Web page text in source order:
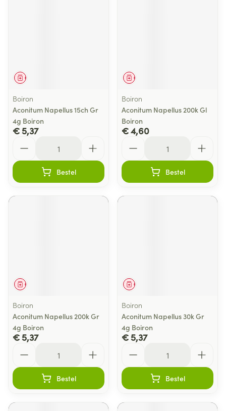
Geneesmiddel
Boiron
Aconitum Napellus 15ch Gr
4g Boiron
€ 5,37
Bestel
Geneesmiddel
Boiron
Aconitum Napellus 200k Gl
Boiron
€ 4,60
Bestel
Geneesmiddel
Boiron
Aconitum Napellus 200k Gr
4g Boiron
€ 5,37
Bestel
Geneesmiddel
Boiron
Aconitum Napellus 30k Gr
4g Boiron
€ 5,37
Bestel